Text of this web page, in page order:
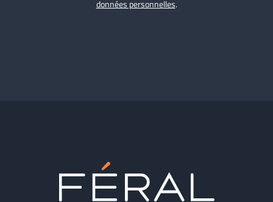
données personnelles.